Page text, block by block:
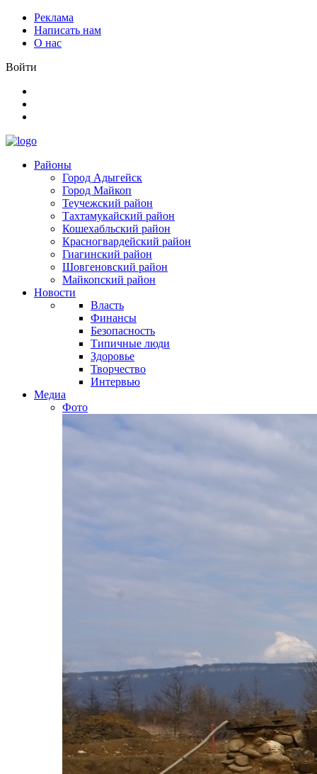
Реклама
Написать нам
О нас
Войти
Районы
Город Адыгейск
Город Майкоп
Теучежский район
Тахтамукайский район
Кошехабльский район
Красногвардейский район
Гиагинский район
Шовгеновский район
Майкопский район
Новости
Власть
Финансы
Безопасность
Типичные люди
Здоровье
Творчество
Интервью
Медиа
Фото